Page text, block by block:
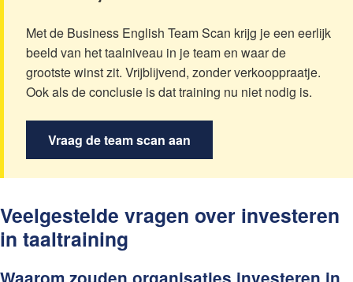
Met de Business English Team Scan krijg je een eerlijk
beeld van het taalniveau in je team en waar de
grootste winst zit. Vrijblijvend, zonder verkooppraatje.
Ook als de conclusie is dat training nu niet nodig is.
Vraag de team scan aan
Veelgestelde vragen over investeren
in taaltraining